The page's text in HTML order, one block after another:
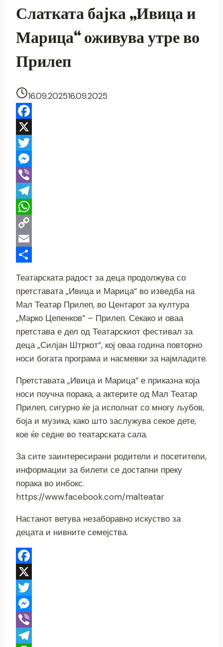
Слатката бајка „Ивица и
Марица“ оживува утре во
Прилеп
16.09.202516.09.2025
Facebook
X
Twitter
Messenger
Viber
Telegram
WhatsApp
Copy
Link
Email
Театарската радост за деца продолжува со
претставата „Ивица и Марица“ во изведба на
Мал Театар Прилеп, во Центарот за култура
„Марко Цепенков“ – Прилеп. Секако и оваа
претстава е дел од Театарскиот фестивал за
деца „Силјан Штркот“, кој оваа година повторно
носи богата програма и насмевки за најмладите.
Претставата „Ивица и Марица“ е приказна која
носи поучна порака, а актерите од Мал Театар
Прилеп, сигурно ќе ја исполнат со многу љубов,
боја и музика, како што заслужува секое дете,
кое ќе седне во театарската сала.
За сите заинтересирани родители и посетители,
информации за билети се достапни преку
порака во инбокс.
https://www.facebook.com/malteatar
Настанот ветува незаборавно искуство за
децата и нивните семејства.
Facebook
X
Twitter
Messenger
Viber